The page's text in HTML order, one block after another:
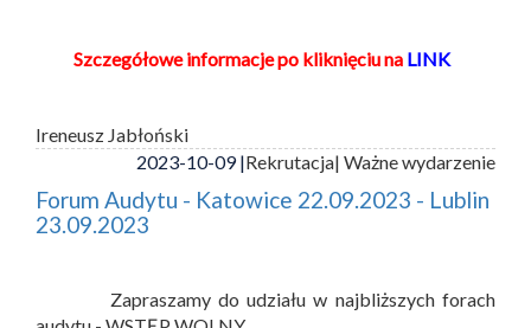
Szczegółowe informacje po kliknięciu na LINK
Ireneusz Jabłoński
2023-10-09 |Rekrutacja| Ważne wydarzenie
Forum Audytu - Katowice 22.09.2023 - Lublin
23.09.2023
Zapraszamy do udziału w najbliższych forach